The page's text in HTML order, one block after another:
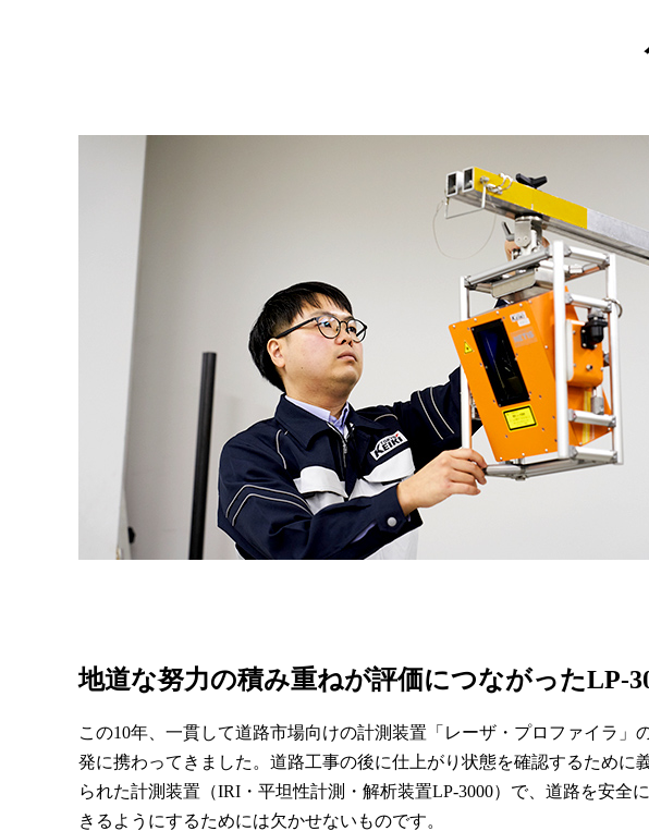
地道な努力の積み重ねが評価につながったLP-
この10年、一貫して道路市場向けの計測装置「レーザ・プロファイラ」
発に携わってきました。道路工事の後に仕上がり状態を確認するために
られた計測装置（IRI・平坦性計測・解析装置LP-3000）で、道路を安全
きるようにするためには欠かせないものです。